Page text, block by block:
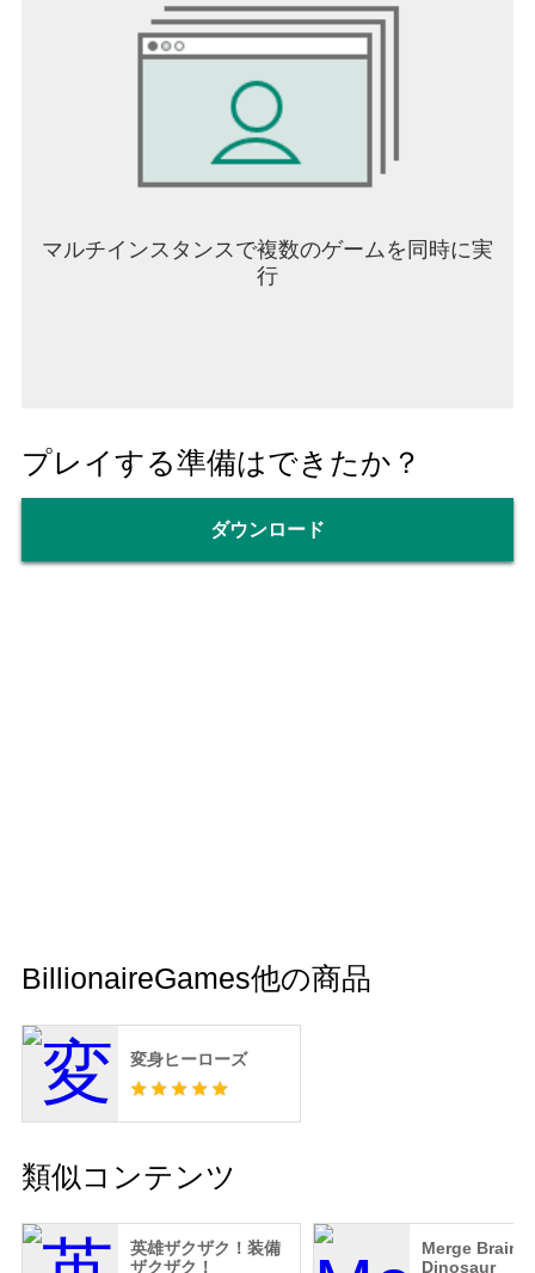
マルチインスタンスで複数のゲームを同時に実
行
プレイする準備はできたか？
ダウンロード
BillionaireGames他の商品
変身ヒーローズ
類似コンテンツ
英雄ザクザク！装備
ザクザク！
Merge
Dinosaur